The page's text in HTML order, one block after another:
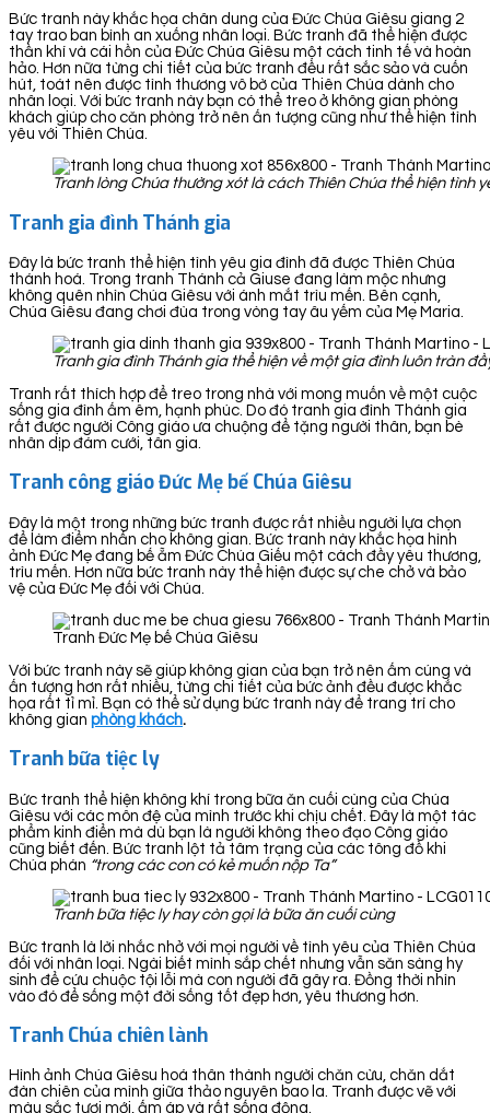
Bức tranh này khắc họa chân dung của Đức Chúa Giêsu giang 2
tay trao ban bình an xuống nhân loại. Bức tranh đã thể hiện được
thần khí và cái hồn của Đức Chúa Giêsu một cách tinh tế và hoàn
hảo. Hơn nữa từng chi tiết của bức tranh đều rất sắc sảo và cuốn
hút, toát nên được tình thương vô bờ của Thiên Chúa dành cho
nhân loại. Với bức tranh này bạn có thể treo ở không gian phòng
khách giúp cho căn phòng trở nên ấn tượng cũng như thể hiện tình
yêu với Thiên Chúa.
Tranh lòng Chúa thường xót là cách Thiên Chúa thể hiện tình
Tranh gia đình Thánh gia
Đây là bức tranh thể hiện tình yêu gia đình đã được Thiên Chúa
thánh hoá. Trong tranh Thánh cả Giuse đang làm mộc nhưng
không quên nhìn Chúa Giêsu với ánh mắt trìu mến. Bên cạnh,
Chúa Giêsu đang chơi đùa trong vòng tay âu yếm của Mẹ Maria.
Tranh gia đình Thánh gia thể hiện về một gia đình luôn tràn
Tranh rất thích hợp để treo trong nhà với mong muốn về một cuộc
sống gia đình ấm êm, hạnh phúc. Do đó tranh gia đình Thánh gia
rất được người Công giáo ưa chuộng để tặng người thân, bạn bè
nhân dịp đám cưới, tân gia.
Tranh công giáo Đức Mẹ bế Chúa Giêsu
Đây là một trong những bức tranh được rất nhiều người lựa chọn
để làm điểm nhấn cho không gian. Bức tranh này khắc họa hình
ảnh Đức Mẹ đang bế ẵm Đức Chúa Giếu một cách đầy yêu thương,
trìu mến. Hơn nữa bức tranh này thể hiện được sự che chở và bảo
vệ của Đức Mẹ đối với Chúa.
Tranh Đức Mẹ bế Chúa Giêsu
Với bức tranh này sẽ giúp không gian của bạn trở nên ấm cúng và
ấn tượng hơn rất nhiều, từng chi tiết của bức ảnh đều được khắc
họa rất tỉ mỉ. Bạn có thể sử dụng bức tranh này để trang trí cho
không gian phòng khách.
Tranh bữa tiệc ly
Bức tranh thể hiện không khí trong bữa ăn cuối cùng của Chúa
Giêsu với các môn đệ của mình trước khi chịu chết. Đây là một tác
phẩm kinh điển mà dù bạn là người không theo đạo Công giáo
cũng biết đến. Bức tranh lột tả tâm trạng của các tông đồ khi
Chúa phán “trong các con có kẻ muốn nộp Ta”
Tranh bữa tiệc ly hay còn gọi là bữa ăn cuối cùng
Bức tranh là lời nhắc nhở với mọi người về tình yêu của Thiên Chúa
đối với nhân loại. Ngài biết mình sắp chết nhưng vẫn săn sàng hy
sinh để cứu chuộc tội lỗi mà con người đã gây ra. Đồng thời nhìn
vào đó để sống một đời sống tốt đẹp hơn, yêu thương hơn.
Tranh Chúa chiên lành
Hình ảnh Chúa Giêsu hoá thân thành người chăn cừu, chăn dắt
đàn chiên của mình giữa thảo nguyên bao la. Tranh được vẽ với
màu sắc tươi mới, ấm áp và rất sống động.